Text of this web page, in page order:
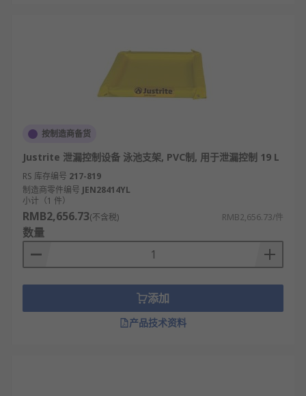
按制造商备货
Justrite 泄漏控制设备 泳池支架, PVC制, 用于泄漏控制 19 L
RS 库存编号 217-819
制造商零件编号 JEN28414YL
小计（1 件）
RMB2,656.73(不含税) RMB2,656.73/件
数量
添加
产品技术资料